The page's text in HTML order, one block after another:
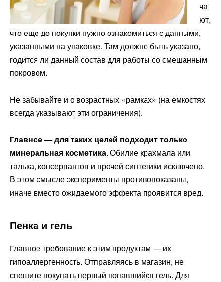
ча
ют,
что еще до покупки нужно ознакомиться с данными,
указанными на упаковке. Там должно быть указано,
годится ли данный состав для работы со смешанным
покровом.
Не забывайте и о возрастных «рамках» (на емкостях
всегда указывают эти ограничения).
Главное — для таких целей подходит только
минеральная косметика. Обилие крахмала или
талька, консервантов и прочей синтетики исключено.
В этом смысле эксперименты противопоказаны,
иначе вместо ожидаемого эффекта проявится вред.
Пенка и гель
Главное требование к этим продуктам — их
гипоаллергенность. Отправляясь в магазин, не
спешите покупать первый попавшийся гель. Для